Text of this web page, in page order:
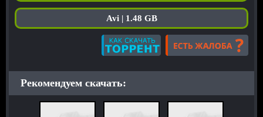
Avi | 1.48 GB
Рекомендуем скачать: